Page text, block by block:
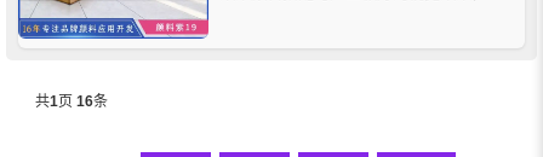
聚氯乙烯中具有优异的耐热性，推荐用于
共1页 16条